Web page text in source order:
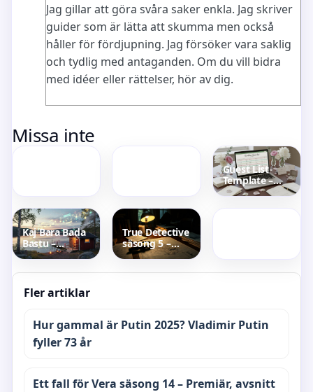
Jag gillar att göra svåra saker enkla. Jag skriver
guider som är lätta att skumma men också
håller för fördjupning. Jag försöker vara saklig
och tydlig med antaganden. Om du vill bidra
med idéer eller rättelser, hör av dig.
Missa inte
Thorning-
Schmidt – Vad
Guest List
Template –
Free Excel and
Kaj Bara Bada
Bastu –
Svensk
Bastutema
True Detective
säsong 5 –
bekräftad
Sluta Leta Bil
Norrköping –
Fler artiklar
Hur gammal är Putin 2025? Vladimir Putin
fyller 73 år
Ett fall för Vera säsong 14 – Premiär, avsnitt